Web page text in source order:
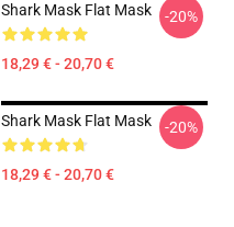
Shark Mask Flat Mask
18,29 € - 20,70 €
-20%
Shark Mask Flat Mask
18,29 € - 20,70 €
-20%